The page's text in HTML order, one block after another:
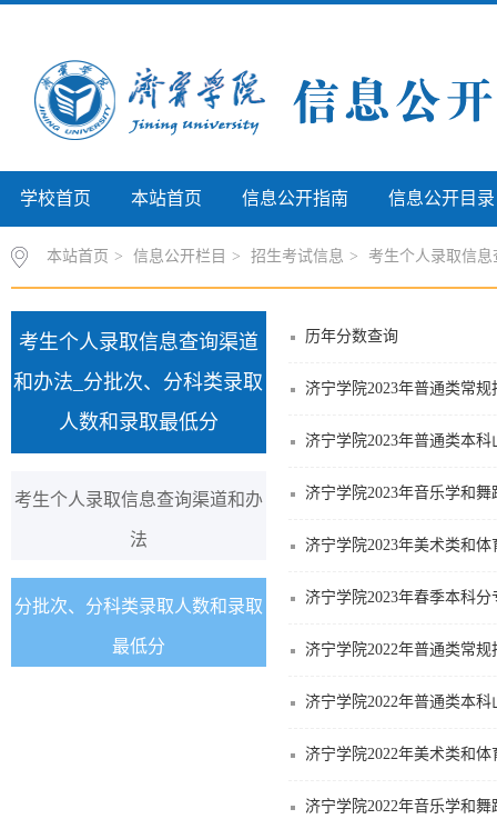
学校首页 本站首页 信息公开指南 信息公开目录
本站首页 > 信息公开栏目 > 招生考试信息 > 考生个人录取信
考生个人录取信息查询渠道
和办法_分批次、分科类录取
人数和录取最低分
考生个人录取信息查询渠道和办
法
分批次、分科类录取人数和录取
最低分
历年分数查询
济宁学院2023年普通类常
济宁学院2023年普通类本
济宁学院2023年音乐学和
济宁学院2023年美术类和
济宁学院2023年春季本科
济宁学院2022年普通类常
济宁学院2022年普通类本
济宁学院2022年美术类和
济宁学院2022年音乐学和